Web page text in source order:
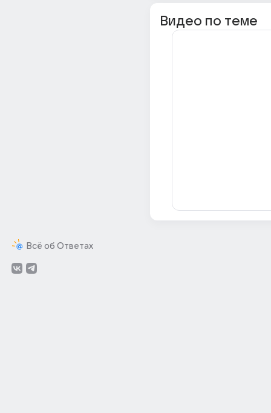
Всё об Ответах
Видео по теме